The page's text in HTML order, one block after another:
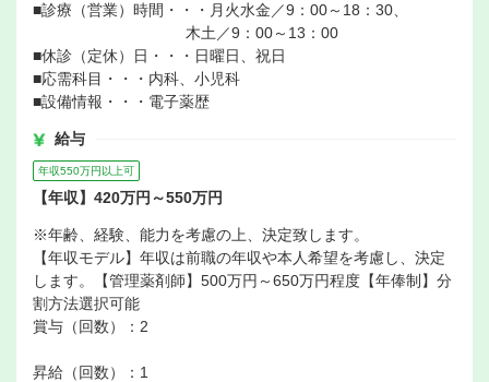
■診療（営業）時間・・・月火水金／9：00～18：30、
木土／9：00～13：00
■休診（定休）日・・・日曜日、祝日
■応需科目・・・内科、小児科
■設備情報・・・電子薬歴
給与
年収550万円以上可
【年収】420万円～550万円
※年齢、経験、能力を考慮の上、決定致します。
【年収モデル】年収は前職の年収や本人希望を考慮し、決定
します。【管理薬剤師】500万円～650万円程度【年俸制】分
割方法選択可能
賞与（回数）：2
昇給（回数）：1